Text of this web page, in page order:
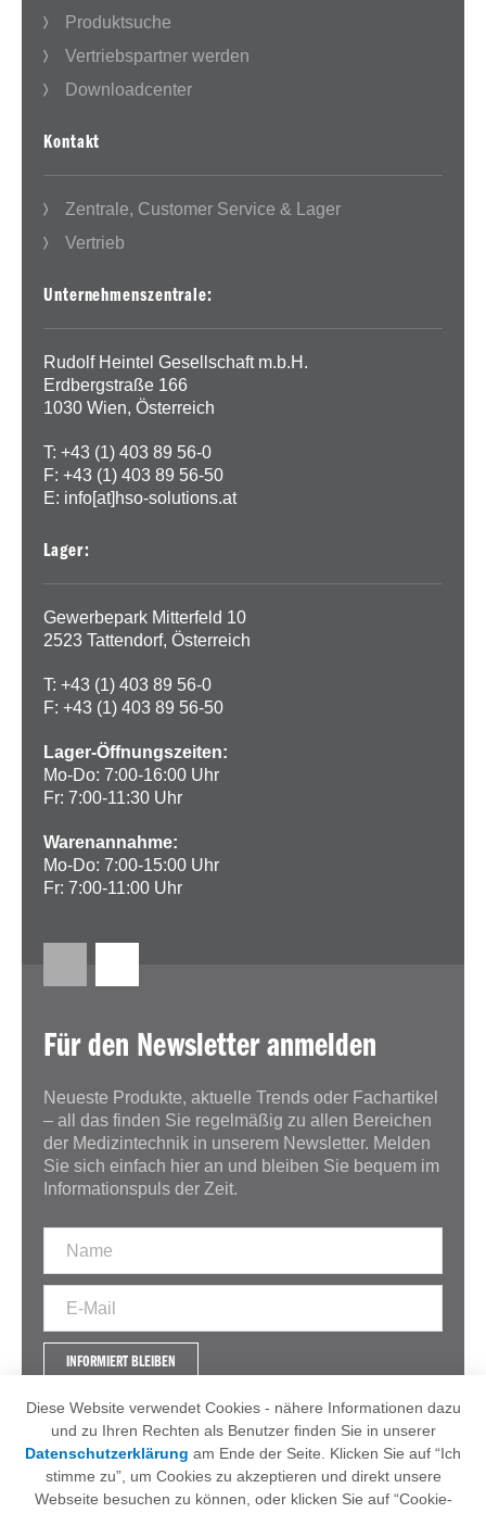
Produktsuche
Vertriebspartner werden
Downloadcenter
Kontakt
Zentrale, Customer Service & Lager
Vertrieb
Unternehmenszentrale:
Rudolf Heintel Gesellschaft m.b.H.
Erdbergstraße 166
1030 Wien, Österreich
T: +43 (1) 403 89 56-0
F: +43 (1) 403 89 56-50
E: info[at]hso-solutions.at
Lager:
Gewerbepark Mitterfeld 10
2523 Tattendorf, Österreich
T: +43 (1) 403 89 56-0
F: +43 (1) 403 89 56-50
Lager-Öffnungszeiten:
Mo-Do: 7:00-16:00 Uhr
Fr: 7:00-11:30 Uhr
Warenannahme:
Mo-Do: 7:00-15:00 Uhr
Fr: 7:00-11:00 Uhr
Für den Newsletter anmelden
Neueste Produkte, aktuelle Trends oder Fachartikel
– all das finden Sie regelmäßig zu allen Bereichen
der Medizintechnik in unserem Newsletter. Melden
Sie sich einfach hier an und bleiben Sie bequem im
Informationspuls der Zeit.
INFORMIERT BLEIBEN
IMPRESSUM
AGB
DATENSCHUTZERKLÄRUNG
Diese Website verwendet Cookies - nähere Informationen dazu
und zu Ihren Rechten als Benutzer finden Sie in unserer
Datenschutzerklärung am Ende der Seite. Klicken Sie auf “Ich
stimme zu”, um Cookies zu akzeptieren und direkt unsere
Webseite besuchen zu können, oder klicken Sie auf “Cookie-